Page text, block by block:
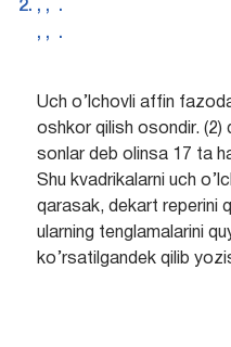
, , .
, , .
Uch o’lchovli affin
oshkor qilish osondir. (2)
sonlar deb olinsa 17 ta
Shu kvadrikalarni uch
qarasak, dekart reperini
ularning tenglamalarini
ko’rsatilgandek qilib